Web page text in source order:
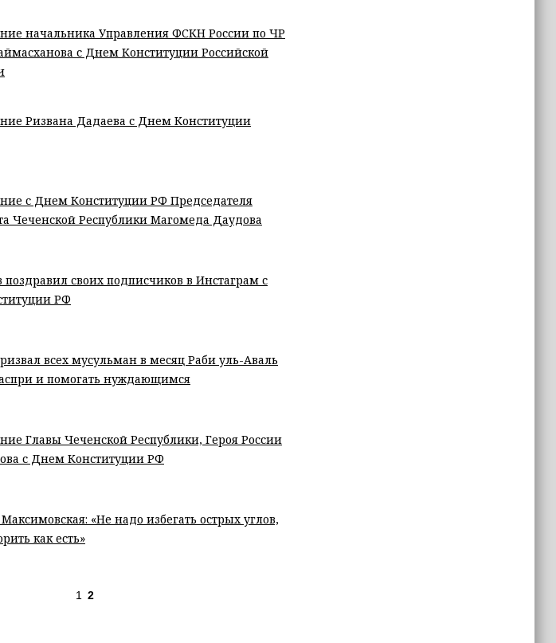
начальника Управления ФСКН России по ЧР
с Днем Конституции Российской
Ризвана Дадаева с Днем Конституции
с Днем Конституции РФ Председателя
Чеченской Республики Магомеда Даудова
своих подписчиков в Инстаграм с
РФ
всех мусульман в месяц Раби уль-Аваль
и помогать нуждающимся
Главы Чеченской Республики, Героя России
с Днем Конституции РФ
«Не надо избегать острых углов,
как есть»
1 2